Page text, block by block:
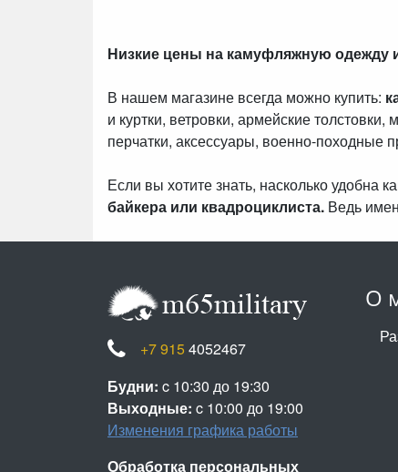
Низкие цены на камуфляжную одежду
В нашем магазине всегда можно купить:
и куртки, ветровки, армейские
перчатки, аксессуары, военно-походные
Если вы хотите знать, насколько
байкера или квадроциклиста. Ведь
О
+7 915 4052467
Будни: c 10:30 до 19:30
Выходные: c 10:00 до 19:00
Изменения графика работы
Обработка персональных